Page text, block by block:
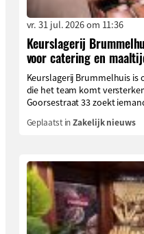
vr. 31 jul. 2026 om 11:36
Keurslagerij
voor catering en
Keurslagerij Brummelhuis is
die het team komt
Goorsestraat 33 zoekt
Geplaatst inZakelijk nieuws